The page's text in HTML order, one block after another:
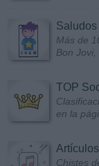
Saludos
Más de
Bon Jovi,
TOP
en la
Chistes